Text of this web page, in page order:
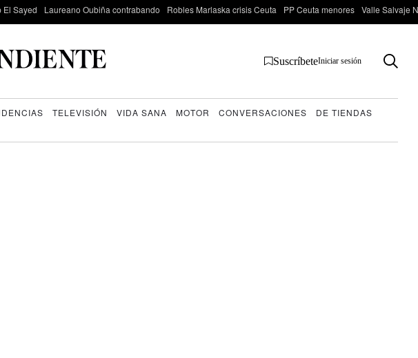
El Sayed Laureano Oubiña contrabando Robles Marlaska crisis Ceuta PP Ceuta menores Valle Salvaje
SuscríbeteIniciar sesión
TELEVISIÓN VIDA SANA MOTOR CONVERSACIONES
DE TIENDAS